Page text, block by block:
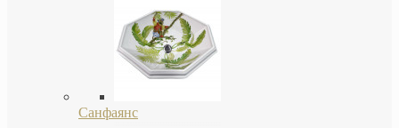
Санфаянс